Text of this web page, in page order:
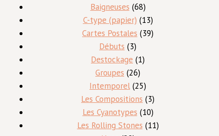
produits
Baigneuses 6868
produits
C-type (papier) 1313
produits
Cartes Postales 3939
Débuts 33
produits
Destockage 11
Groupes 2626
produits
Intemporel 2525
produits
Les Compositions 33
produits
Les Cyanotypes 1010
produits
Les Rolling Stones 1111